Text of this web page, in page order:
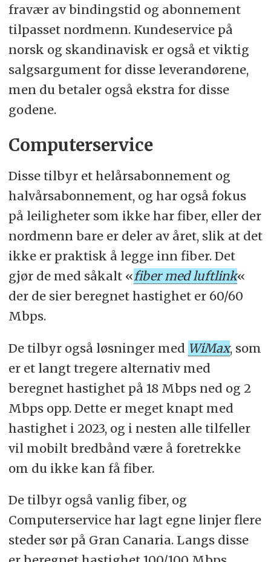
installasjonskostnader. Likevel kan
det faktum at Computerservice har
muligheten for å tilby 300/300 Mbps
nå (for de som er villige til å betale
ekstra) og litt lavere månedlige
kostnader for helårsabonnement på
spesielt om du vil abonnere hele året.
Prisene på pausbart abonnement er
stort sett tilsvarende hos
begge. Computerservice har også sitt
eget nett og er en fullverdig
internettleverandør, som dermed
også har høyere driftkostnader, mens
Antenneservice er en virtuell operatør
som videreselger nett fra andre
betydning for deg som kunde, mener
vi. Antenneservice får en knapp seier
på grunn av lavere
etableringskostnad og prisgaranti.
Ellers er forskjellene små for deg som
kunde, mener vi. Det skal merkes at
Computerservice er de eneste som
åpent publiserer sine priser på nett. Å
spille med åpne kort er
tillitsvekkende. Her har de andre
leverandørene noe å lære.
fravær av bindingstid og abonnement
tilpasset nordmenn. Kundeservice på
norsk og skandinavisk er også et viktig
salgsargument for disse leverandørene,
men du betaler også ekstra for disse
godene.
Computerservice
Disse tilbyr et helårsabonnement og
halvårsabonnement, og har også fokus
på leiligheter som ikke har fiber, eller der
nordmenn bare er deler av året, slik at det
ikke er praktisk å legge inn fiber. Det
gjør de med såkalt «fiber med luftlink«
der de sier beregnet hastighet er 60/60
Mbps.
De tilbyr også løsninger med WiMax, som
er et langt tregere alternativ med
beregnet hastighet på 18 Mbps ned og 2
Mbps opp. Dette er meget knapt med
hastighet i 2023, og i nesten alle tilfeller
vil mobilt bredbånd være å foretrekke
om du ikke kan få fiber.
De tilbyr også vanlig fiber, og
Computerservice har lagt egne linjer flere
steder sør på Gran Canaria. Langs disse